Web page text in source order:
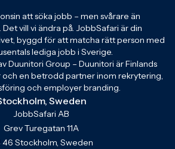
att söka jobb – men svårare än
vill vi ändra på. JobbSafari är din
byggd för att matcha rätt person med
lediga jobb i Sverige.
Duunitori Group – Duunitori är Finlands
en betrodd partner inom rekrytering,
och employer branding.
Sweden
JobbSafari AB
Grev Turegatan 11A
46 Stockholm, Sweden